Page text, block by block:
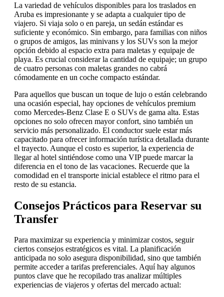
La variedad de vehículos disponibles para los traslados en
Aruba es impresionante y se adapta a cualquier tipo de
viajero. Si viaja solo o en pareja, un sedán estándar es
suficiente y económico. Sin embargo, para familias con niños
o grupos de amigos, las minivans y los SUVs son la mejor
opción debido al espacio extra para maletas y equipaje de
playa. Es crucial considerar la cantidad de equipaje; un grupo
de cuatro personas con maletas grandes no cabrá
cómodamente en un coche compacto estándar.
Para aquellos que buscan un toque de lujo o están celebrando
una ocasión especial, hay opciones de vehículos premium
como Mercedes-Benz Clase E o SUVs de gama alta. Estas
opciones no solo ofrecen mayor confort, sino también un
servicio más personalizado. El conductor suele estar más
capacitado para ofrecer información turística detallada durante
el trayecto. Aunque el costo es superior, la experiencia de
llegar al hotel sintiéndose como una VIP puede marcar la
diferencia en el tono de las vacaciones. Recuerde que la
comodidad en el transporte inicial establece el ritmo para el
resto de su estancia.
Consejos Prácticos para Reservar su
Transfer
Para maximizar su experiencia y minimizar costos, seguir
ciertos consejos estratégicos es vital. La planificación
anticipada no solo asegura disponibilidad, sino que también
permite acceder a tarifas preferenciales. Aquí hay algunos
puntos clave que he recopilado tras analizar múltiples
experiencias de viajeros y ofertas del mercado actual: